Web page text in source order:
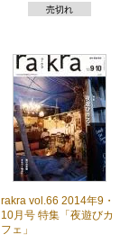
売切れ
rakra vol.66 2014年9・
10月号 特集「夜遊びカ
フェ」